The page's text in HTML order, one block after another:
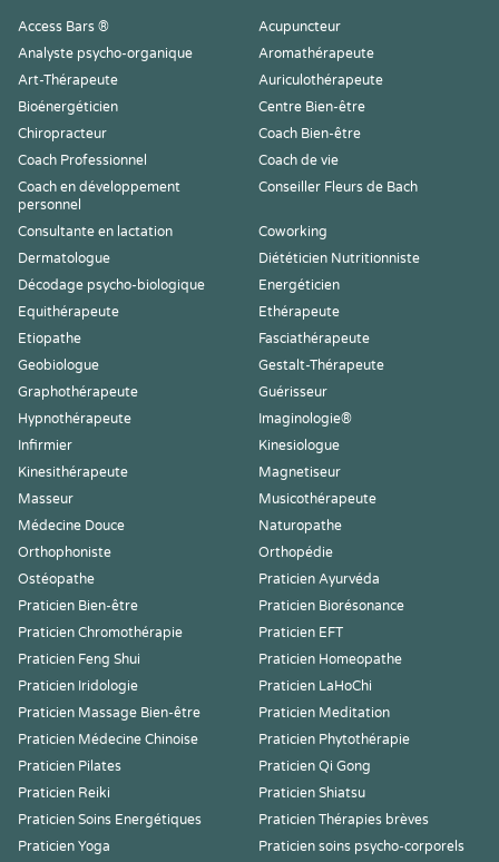
Access Bars ®
Acupuncteur
Analyste psycho-organique
Aromathérapeute
Art-Thérapeute
Auriculothérapeute
Bioénergéticien
Centre Bien-être
Chiropracteur
Coach Bien-être
Coach Professionnel
Coach de vie
Coach en développement
personnel
Conseiller Fleurs de Bach
Consultante en lactation
Coworking
Dermatologue
Diététicien Nutritionniste
Décodage psycho-biologique
Energéticien
Equithérapeute
Ethérapeute
Etiopathe
Fasciathérapeute
Geobiologue
Gestalt-Thérapeute
Graphothérapeute
Guérisseur
Hypnothérapeute
Imaginologie®
Infirmier
Kinesiologue
Kinesithérapeute
Magnetiseur
Masseur
Musicothérapeute
Médecine Douce
Naturopathe
Orthophoniste
Orthopédie
Ostéopathe
Praticien Ayurvéda
Praticien Bien-être
Praticien Biorésonance
Praticien Chromothérapie
Praticien EFT
Praticien Feng Shui
Praticien Homeopathe
Praticien Iridologie
Praticien LaHoChi
Praticien Massage Bien-être
Praticien Meditation
Praticien Médecine Chinoise
Praticien Phytothérapie
Praticien Pilates
Praticien Qi Gong
Praticien Reiki
Praticien Shiatsu
Praticien Soins Energétiques
Praticien Thérapies brèves
Praticien Yoga
Praticien soins psycho-corporels